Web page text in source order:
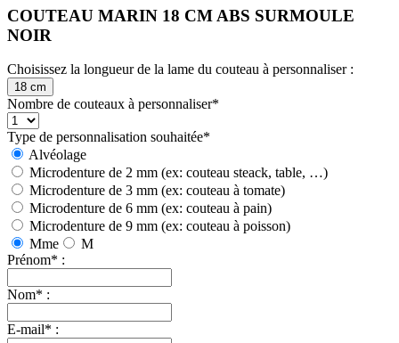
COUTEAU MARIN 18 CM ABS SURMOULE
NOIR
Choisissez la longueur de la lame du couteau à personnaliser :
18 cm
Nombre de couteaux à personnaliser*
Type de personnalisation souhaitée*
Alvéolage
Microdenture de 2 mm (ex: couteau steack, table, …)
Microdenture de 3 mm (ex: couteau à tomate)
Microdenture de 6 mm (ex: couteau à pain)
Microdenture de 9 mm (ex: couteau à poisson)
Mme
M
Prénom* :
Nom* :
E-mail* :